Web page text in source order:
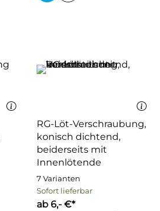
RG-Löt-Verschraubung,
konisch dichtend,
beiderseits mit
Innenlötende
7 Varianten
Sofort lieferbar
ab 6,- €*